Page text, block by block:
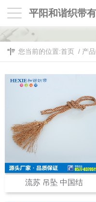
平阳和谐织带
您当前的位置:首页 / 产
流苏 吊坠 中国结